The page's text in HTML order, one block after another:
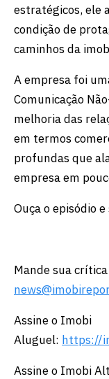
estratégicos, ele
condição de
caminhos da
A empresa foi
Comunicação
melhoria das
em termos
profundas que
empresa em
Ouça o episódio
Mande sua
Assine o Imobi
Aluguel: https://
Assine o Imobi